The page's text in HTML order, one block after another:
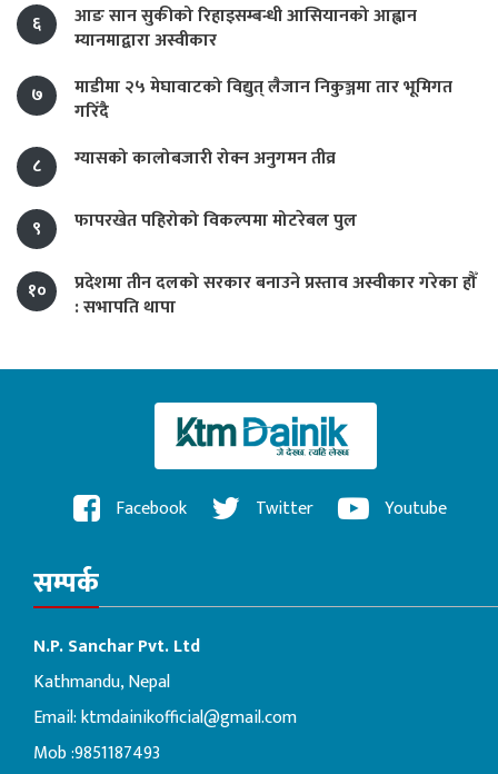
६
आङ सान सुकीको रिहाइसम्बन्धी आसियानको आह्वान
म्यानमाद्वारा अस्वीकार
७
माडीमा २५ मेघावाटको विद्युत् लैजान निकुञ्जमा तार भूमिगत
गरिँदै
८
ग्यासको कालोबजारी रोक्न अनुगमन तीव्र
९ फापरखेत पहिरोको विकल्पमा मोटरेबल पुल
१०
प्रदेशमा तीन दलको सरकार बनाउने प्रस्ताव अस्वीकार गरेका हौँ
: सभापति थापा
Facebook Twitter Youtube
सम्पर्क
N.P. Sanchar Pvt. Ltd
Kathmandu, Nepal
Email:ktmdainikofficial@gmail.com
Mob :9851187493